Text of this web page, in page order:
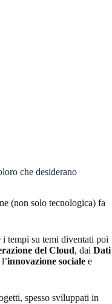
che desiderano
(non solo tecnologica) fa
i tempi su temi diventati poi
del Cloud, dai Dati
innovazione sociale e
spesso sviluppati in